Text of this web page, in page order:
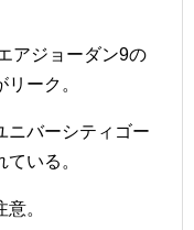
アジョーダン9の
ーク。
ニバーシティゴー
いる。
。